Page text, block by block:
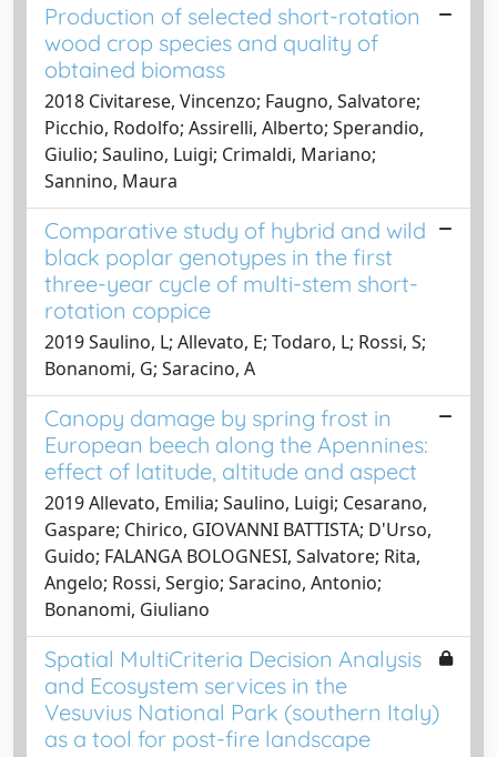
Production of selected short-rotation
wood crop species and quality of
obtained biomass
2018 Civitarese, Vincenzo; Faugno, Salvatore;
Picchio, Rodolfo; Assirelli, Alberto; Sperandio,
Giulio; Saulino, Luigi; Crimaldi, Mariano;
Sannino, Maura
Comparative study of hybrid and wild
black poplar genotypes in the first
three-year cycle of multi-stem short-
rotation coppice
2019 Saulino, L; Allevato, E; Todaro, L; Rossi, S;
Bonanomi, G; Saracino, A
Canopy damage by spring frost in
European beech along the Apennines:
effect of latitude, altitude and aspect
2019 Allevato, Emilia; Saulino, Luigi; Cesarano,
Gaspare; Chirico, GIOVANNI BATTISTA; D'Urso,
Guido; FALANGA BOLOGNESI, Salvatore; Rita,
Angelo; Rossi, Sergio; Saracino, Antonio;
Bonanomi, Giuliano
Spatial MultiCriteria Decision Analysis
and Ecosystem services in the
Vesuvius National Park (southern Italy)
as a tool for post-fire landscape